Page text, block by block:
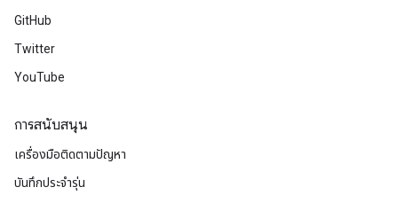
GitHub
Twitter
YouTube
การสนับสนุน
เครื่องมือติดตามปัญหา
บันทึกประจำรุ่น